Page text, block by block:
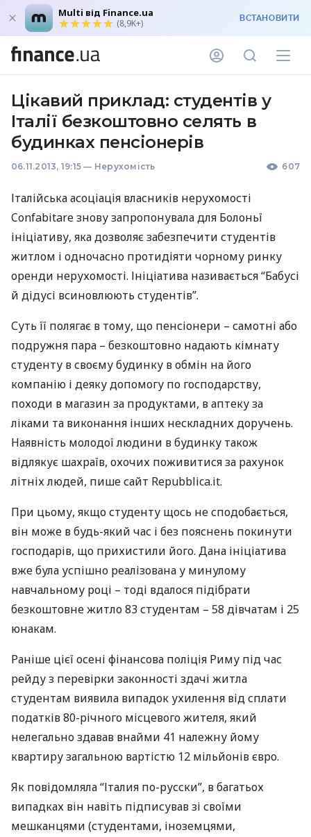
Multi від Finance.ua
(8,9K+) ВСТАНОВИТИ
Цікавий приклад: студентів у
Італії безкоштовно селять в
будинках пенсіонерів
06.11.2013, 19:15 — Нерухомість 607
Італійська асоціація власників нерухомості
Confabitare знову запропонувала для Болоньї
ініціативу, яка дозволяє забезпечити студентів
житлом і одночасно протидіяти чорному ринку
оренди нерухомості. Ініціатива називається “Бабусі
й дідусі всиновлюють студентів”.
Суть її полягає в тому, що пенсіонери – самотні або
подружня пара – безкоштовно надають кімнату
студенту в своєму будинку в обмін на його
компанію і деяку допомогу по господарству,
походи в магазин за продуктами, в аптеку за
ліками та виконання інших нескладних доручень.
Наявність молодої людини в будинку також
відлякує шахраїв, охочих поживитися за рахунок
літніх людей, пише сайт Repubblica.it.
При цьому, якщо студенту щось не сподобається,
він може в будь-який час і без пояснень покинути
господарів, що прихистили його. Дана ініціатива
вже була успішно реалізована у минулому
навчальному році – тоді вдалося підібрати
безкоштовне житло 83 студентам – 58 дівчатам і 25
юнакам.
Раніше цієї осені фінансова поліція Риму під час
рейду з перевірки законності здачі житла
студентам виявила випадок ухилення від сплати
податків 80-річного місцевого жителя, який
нелегально здавав внайми 41 належну йому
квартиру загальною вартістю 12 мільйонів євро.
Як повідомляла “Італия по-русски”, в багатьох
випадках він навіть підписував зі своїми
мешканцями (студентами, іноземцями,